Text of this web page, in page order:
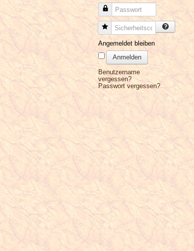
Passwort
Sicherheitscode
Angemeldet bleiben
Anmelden
Benutzername
vergessen?
Passwort vergessen?